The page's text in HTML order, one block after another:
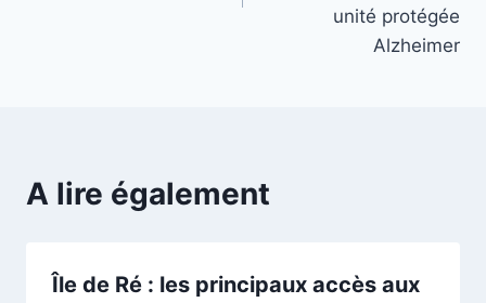
unité protégée
Alzheimer
A lire également
Île de Ré : les principaux accès aux